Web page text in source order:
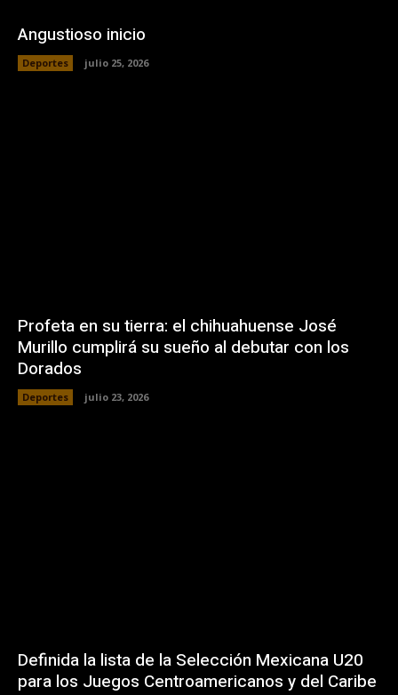
Angustioso inicio
Deportes julio 25, 2026
Profeta en su tierra: el chihuahuense José
Murillo cumplirá su sueño al debutar con los
Dorados
Deportes julio 23, 2026
Definida la lista de la Selección Mexicana U20
para los Juegos Centroamericanos y del Caribe